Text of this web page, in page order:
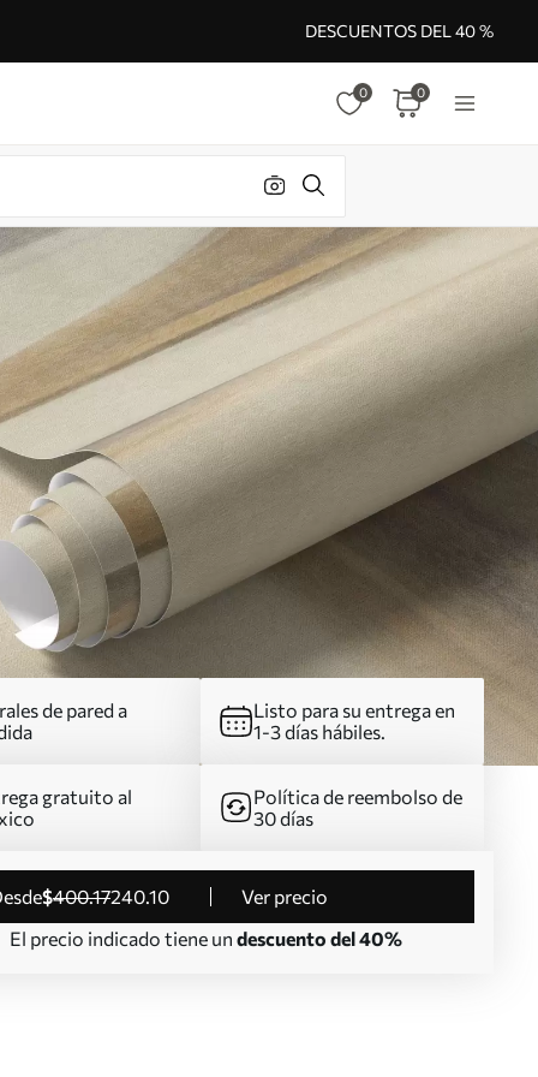
DESCUENTOS DEL 40 %
0 0
de pared a
Listo para su entrega en
1-3 días hábiles.
gratuito al
Política de reembolso de
30 días
desde$400.17240.10
Ver precio
El precio indicado tiene un descuento del 40%